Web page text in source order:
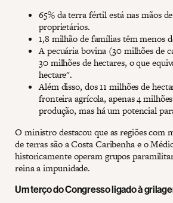
65% da terra fértil está nas mãos
proprietários.
1,8 milhão de famílias têm menos
A pecuária bovina (30 milhões de
30 milhões de hectares, o que
hectare".
Além disso, dos 11 milhões de
fronteira agrícola, apenas 4
produção, mas há um potencial
O ministro destacou que as regiões com
de terras são a Costa Caribenha e o
historicamente operam grupos
reina a impunidade.
Um terço do Congresso ligado à